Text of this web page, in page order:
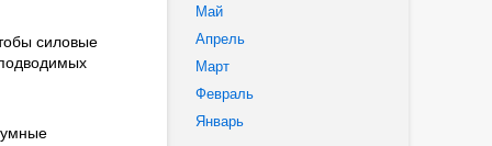
Май
Апрель
Март
Февраль
Январь
силовые